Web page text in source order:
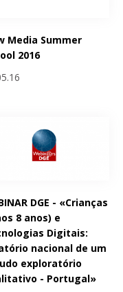
Media Summer
2016
DGE - «Crianças
8 anos) e
Digitais:
nacional de um
exploratório
- Portugal»